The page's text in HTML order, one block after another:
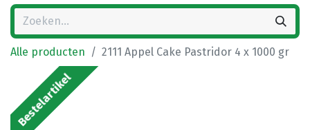
Alle producten 2111 Appel Cake Pastridor 4 x 1000 gr
Bestelartikel